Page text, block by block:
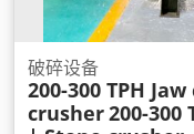
破碎设备
200-300 TPH
crusher200-300